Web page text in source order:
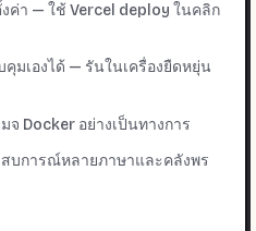
ค่า — ใช้ Vercel deploy ในคลิก
มเองได้ — รันในเครื่องยืดหยุ่น
จ Docker อย่างเป็นทางการ
บการณ์หลายภาษาและคลังพร